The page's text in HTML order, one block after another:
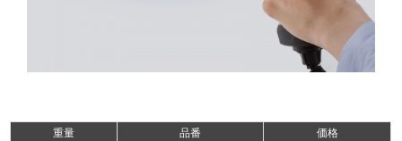
重量 品番 価格